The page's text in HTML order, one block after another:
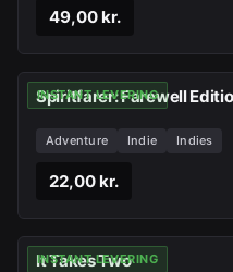
49,00 kr.
INSTANT LEVERING
Spiritfarer: Farewell
Adventure Indie Indies
22,00 kr.
INSTANT LEVERING
It Takes Two